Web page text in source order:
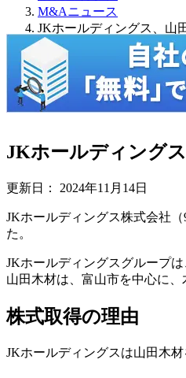
M&Aニュース
JKホールディングス、山
JKホールディング
更新日： 2024年11月14日
JKホールディングス株式会社
た。
JKホールディングスグループ
山田木材は、富山市を中心に、
株式取得の理由
JKホールディングスは山田木